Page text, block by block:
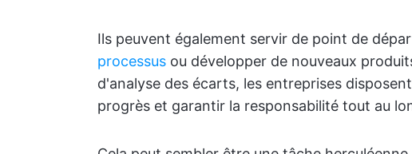
Ils peuvent également servir de point de
processus ou développer de nouveaux
d'analyse des écarts, les entreprises
progrès et garantir la responsabilité tout au